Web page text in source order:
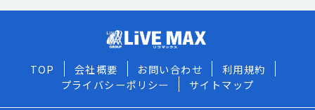
TOP 会社概要 お問い合わせ
利用規約
プライバシーポリシー
サイトマップ